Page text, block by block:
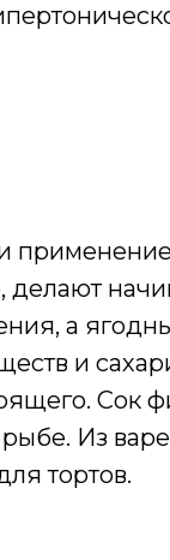
делают
а
и
Сок
Из
тортов.